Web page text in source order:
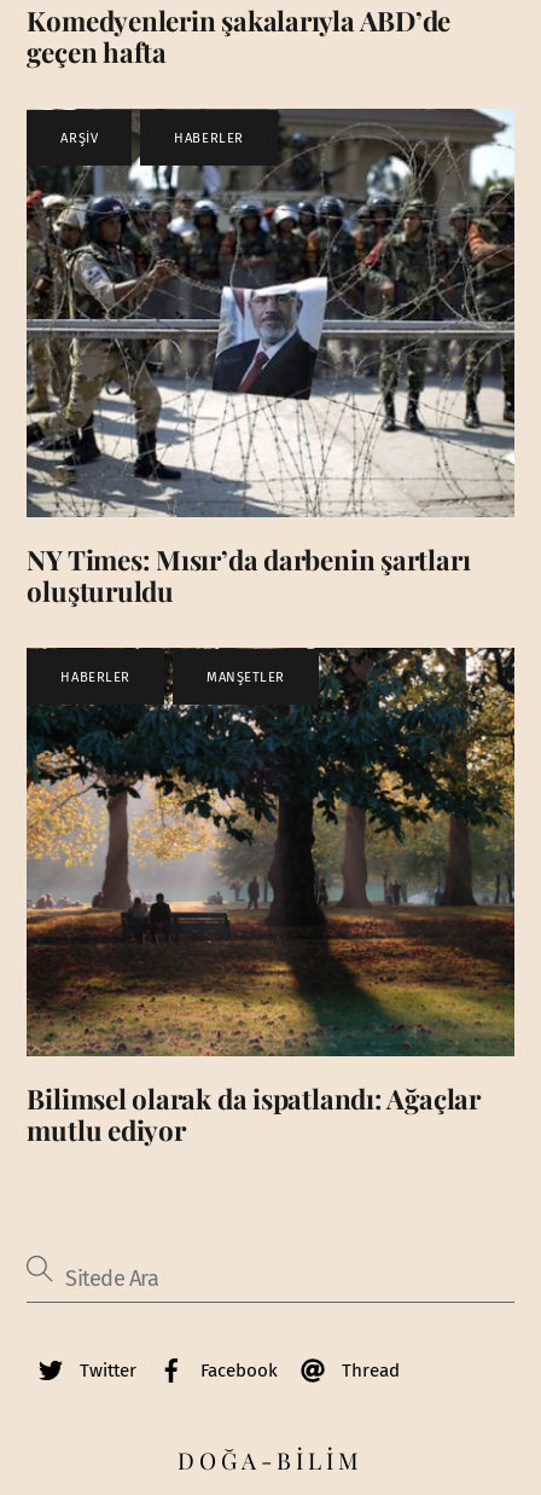
Komedyenlerin şakalarıyla ABD’de
geçen hafta
ARŞİV , HABERLER
NY Times: Mısır’da darbenin şartları
oluşturuldu
HABERLER , MANŞETLER
Bilimsel olarak da ispatlandı: Ağaçlar
mutlu ediyor
Twitter Facebook Thread
DOĞA-BİLİM